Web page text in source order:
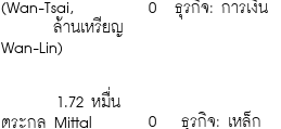
(Wan-Tsai,
Wan-Lin)
ล้านเหรียญ
0 ธุรกิจ: การเงิน
ตระกูล Mittal
1.72 หมื่น
0
ธุรกิจ: เหล็ก